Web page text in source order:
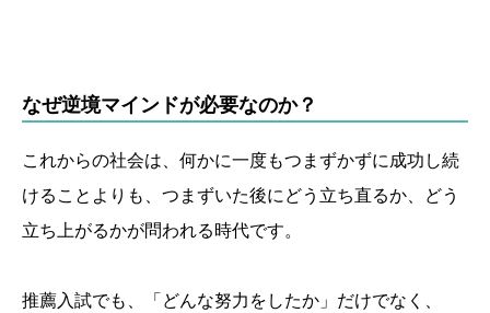
なぜ逆境マインドが必要なのか？
これからの社会は、何かに一度もつまずかずに成功し続
けることよりも、つまずいた後にどう立ち直るか、どう
立ち上がるかが問われる時代です。
推薦入試でも、「どんな努力をしたか」だけでなく、